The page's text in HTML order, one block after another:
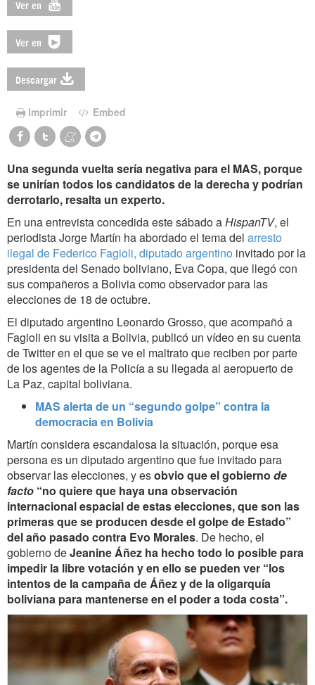
Ver en
Ver en
Descargar
Imprimir Embed
Una segunda vuelta sería negativa para el MAS, porque
se unirían todos los candidatos de la derecha y podrían
derrotarlo, resalta un experto.
En una entrevista concedida este sábado aHispanTV, el
periodista Jorge Martín ha abordado el tema del arresto
ilegal de Federico Fagioli, diputado argentino invitado por la
presidenta del Senado boliviano, Eva Copa, que llegó con
sus compañeros a Bolivia como observador para las
elecciones de 18 de octubre.
El diputado argentino Leonardo Grosso, que acompañó a
Fagioli en su visita a Bolivia, publicó un vídeo en su cuenta
de Twitter en el que se ve el maltrato que reciben por parte
de los agentes de la Policía a su llegada al aeropuerto de
La Paz, capital boliviana.
MAS alerta de un “segundo golpe” contra la
democracia en Bolivia
Martín considera escandalosa la situación, porque esa
persona es un diputado argentino que fue invitado para
observar las elecciones, y esobvio que el gobierno de
facto “no quiere que haya una observación
internacional espacial de estas elecciones, que son las
primeras que se producen desde el golpe de Estado”
del año pasado contra Evo Morales. De hecho, el
gobierno deJeanine Áñez ha hecho todo lo posible para
impedir la libre votación y en ello se pueden ver “los
intentos de la campaña de Áñez y de la oligarquía
boliviana para mantenerse en el poder a toda costa”.